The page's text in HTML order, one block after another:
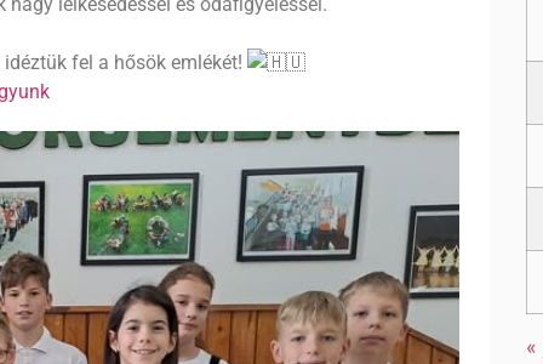
fel a hősök emlékét!
«